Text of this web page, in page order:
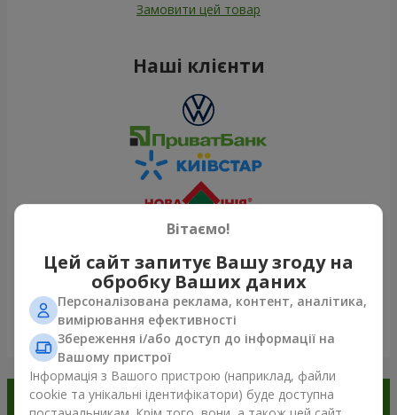
Замовити цей товар
Наші клієнти
Переглянути все
Замовляйте в додатку
Вітаємо!
Цей сайт запитує Вашу згоду на
обробку Ваших даних
Персоналізована реклама, контент, аналітика,
вимірювання ефективності
Збереження і/або доступ до інформації на
Вашому пристрої
Інформація з Вашого пристрою (наприклад, файли
cookie та унікальні ідентифікатори) буде доступна